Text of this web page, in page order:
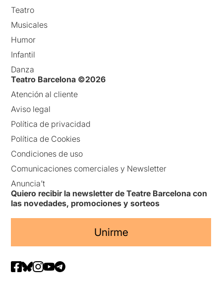
Teatro
Musicales
Humor
Infantil
Danza
Teatro Barcelona ©2026
Atención al cliente
Aviso legal
Política de privacidad
Política de Cookies
Condiciones de uso
Comunicaciones comerciales y Newsletter
Anuncia’t
Quiero recibir la newsletter de Teatre Barcelona con
las novedades, promociones y sorteos
Unirme